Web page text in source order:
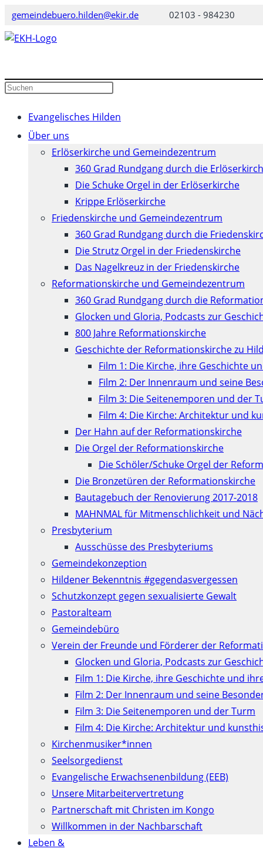
Zum
springen
gemeindebuero.hilden@ekir.de 02103 - 984230
Diese
durchsuchen
Press
to
search
panel.
Evangelisches Hilden
Über uns
Erlöserkirche und Gemeindezentrum
360 Grad Rundgang durch die
Die Schuke Orgel in der Erlöserkirche
Krippe Erlöserkirche
Friedenskirche und Gemeindezentrum
360 Grad Rundgang durch die
Die Strutz Orgel in der Friedenskirche
Das Nagelkreuz in der Friedenskirche
Reformationskirche und Gemeindezentrum
360 Grad Rundgang durch die
Glocken und Gloria, Podcasts zur
800 Jahre Reformationskirche
Geschichte der Reformationskirche zu
Film 1: Die Kirche, ihre Geschichte
Film 2: Der Innenraum und seine
Film 3: Die Seitenemporen und der
Film 4: Die Kirche: Architektur und
Der Hahn auf der Reformationskirche
Die Orgel der Reformationskirche
Die Schöler/Schuke Orgel der
Die Bronzetüren der Reformationskirche
Bautagebuch der Renovierung 2017-2018
MAHNMAL für Mitmenschlichkeit und
Presbyterium
Ausschüsse des Presbyteriums
Gemeindekonzeption
Hildener Bekenntnis #gegendasvergessen
Schutzkonzept gegen sexualisierte Gewalt
Pastoralteam
Gemeindebüro
Verein der Freunde und Förderer der
Glocken und Gloria, Podcasts zur
Film 1: Die Kirche, ihre Geschichte und
Film 2: Der Innenraum und seine
Film 3: Die Seitenemporen und der Turm
Film 4: Die Kirche: Architektur und
Kirchenmusiker*innen
Seelsorgedienst
Evangelische Erwachsenenbildung (EEB)
Unsere Mitarbeitervertretung
Partnerschaft mit Christen im Kongo
Willkommen in der Nachbarschaft
Leben &